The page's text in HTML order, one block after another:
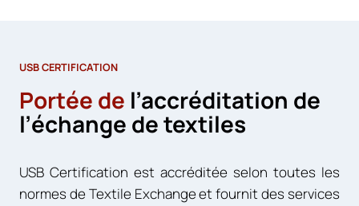
USB CERTIFICATION
Portée de l’accréditation de
l’échange de textiles
USB Certification est accréditée selon toutes les
normes de Textile Exchange et fournit des services